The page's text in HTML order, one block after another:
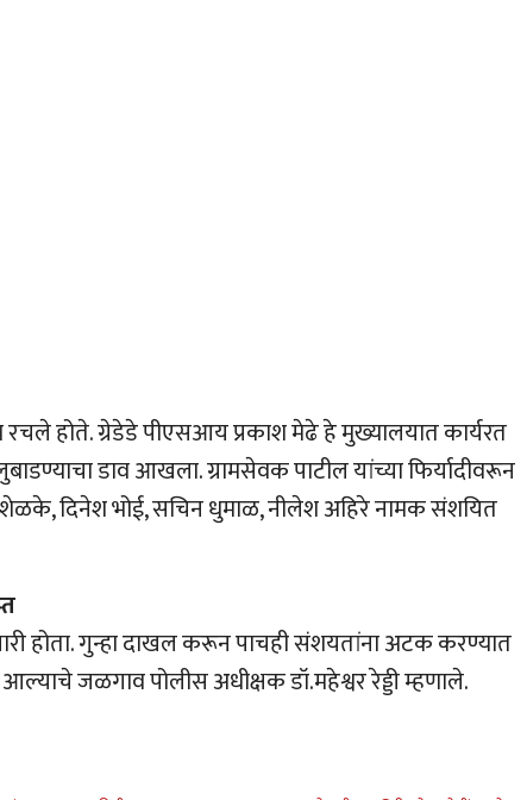
होते. ग्रेडेडे पीएसआय प्रकाश मेढे हे मुख्यालयात कार्यरत
डाव आखला. ग्रामसेवक पाटील यांच्या फिर्यादीवरून
दिनेश भोई, सचिन धुमाळ, नीलेश अहिरे नामक संशयित
होता. गुन्हा दाखल करून पाचही संशयतांना अटक करण्यात
जळगाव पोलीस अधीक्षक डॉ.महेश्वर रेड्डी म्हणाले.